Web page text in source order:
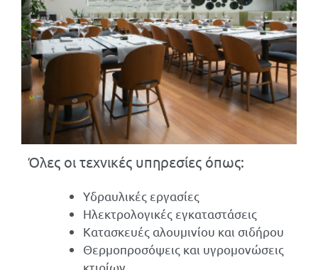
Όλες οι τεχνικές υπηρεσίες όπως:
Υδραυλικές εργασίες
Ηλεκτρολογικές εγκαταστάσεις
Κατασκευές αλουμινίου και σιδήρου
Θερμοπροσόψεις και υγρομονώσεις
κτιρίων